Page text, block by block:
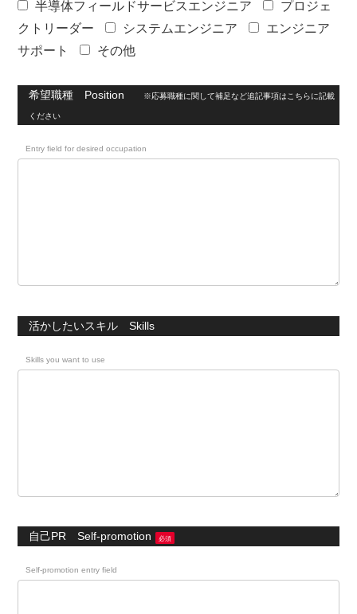
半導体フィールドサービスエンジニア
プロジェ
クトリーダー
システムエンジニア
エンジニア
サポート
その他
希望職種 Position ※応募職種に関して補足など追記事項はこちらに記載
ください
Entry field for desired occupation
活かしたいスキル Skills
Skills you want to use
自己PR Self-promotion 必須
Self-promotion entry field